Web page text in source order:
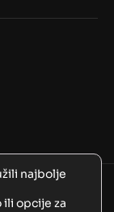
najbolje
opcije za